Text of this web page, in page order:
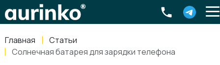
Главная
Статьи
Cолнечная батарея для зарядки телефона
Россия, Свердловская область Екатеринбург ,
8-800-770-79-40